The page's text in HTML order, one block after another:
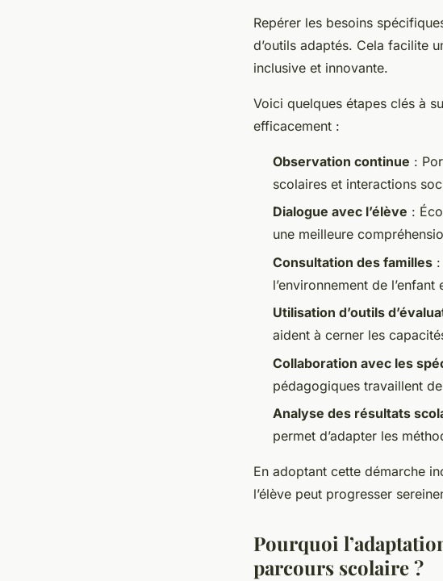
Repérer les besoins
d’outils adaptés. Cela facilite
inclusive et innovante.
Voici quelques étapes clés à
efficacement :
Observation continue :
scolaires et interactions
Dialogue avec l’élève :
une meilleure
Consultation des familles
l’environnement de
Utilisation d’outils
aident à cerner les
Collaboration avec les
pédagogiques travaillent
Analyse des résultats
permet d’adapter les
En adoptant cette démarche
l’élève peut progresser
Pourquoi
parcours scolaire ?